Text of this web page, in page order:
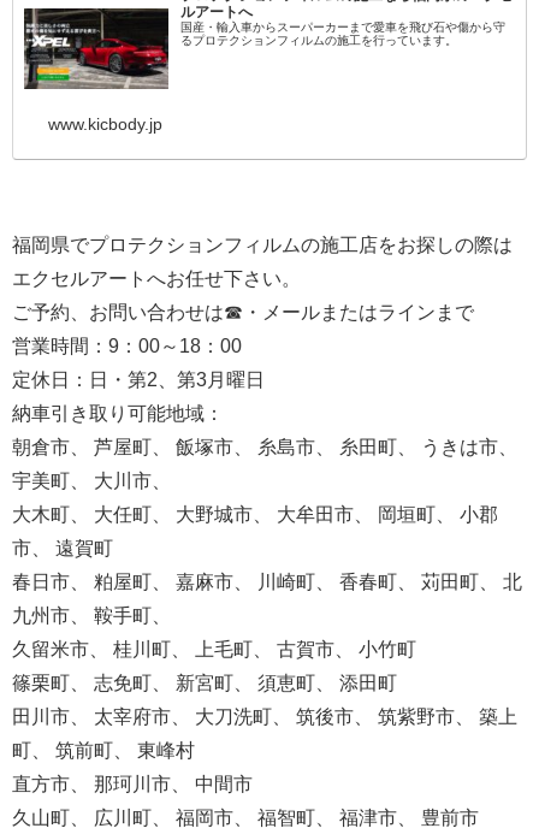
ルアートへ
国産・輸入車からスーパーカーまで愛車を飛び石や傷から守
るプロテクションフィルムの施工を行っています。
www.kicbody.jp
福岡県でプロテクションフィルムの施工店をお探しの際は
エクセルアートへお任せ下さい。
ご予約、お問い合わせは☎・メールまたはラインまで
営業時間：9：00～18：00
定休日：日・第2、第3月曜日
納車引き取り可能地域：
朝倉市、 芦屋町、 飯塚市、 糸島市、 糸田町、 うきは市、
宇美町、 大川市、
大木町、 大任町、 大野城市、 大牟田市、 岡垣町、 小郡
市、 遠賀町
春日市、 粕屋町、 嘉麻市、 川崎町、 香春町、 苅田町、 北
九州市、 鞍手町、
久留米市、 桂川町、 上毛町、 古賀市、 小竹町
篠栗町、 志免町、 新宮町、 須恵町、 添田町
田川市、 太宰府市、 大刀洗町、 筑後市、 筑紫野市、 築上
町、 筑前町、 東峰村
直方市、 那珂川市、 中間市
久山町、 広川町、 福岡市、 福智町、 福津市、 豊前市